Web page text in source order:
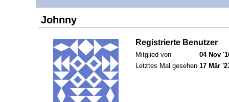
Johnny
Registrierte Benutzer
Mitglied von
04 Nov
Letztes Mal gesehen 17 Mär